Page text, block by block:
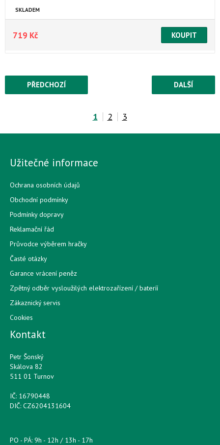
SKLADEM
719 Kč
PŘEDCHOZÍ
1 2 3
DALŠÍ
Užitečné informace
Ochrana osobních údajů
Obchodní podmínky
Podmínky dopravy
Reklamační řád
Průvodce výběrem hračky
Časté otázky
Garance vrácení peněz
Zpětný odběr vysloužilých elektrozařízení / bateríí
Zákaznický servis
Cookies
Kontakt
Petr Šonský
Skálova 82
511 01 Turnov
IČ: 16790448
DIČ: CZ6204131604
PO - PÁ: 9h - 12h / 13h - 17h